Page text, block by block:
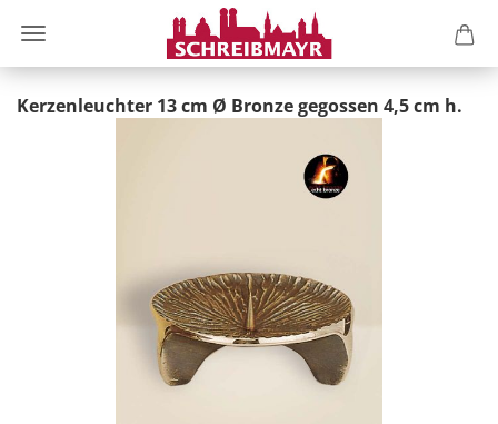
Kerzenleuchter 13 cm Ø Bronze gegossen 4,5 cm h.